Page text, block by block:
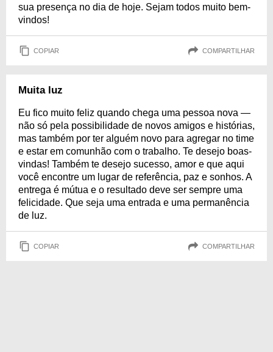
sua presença no dia de hoje. Sejam todos muito bem-
vindos!
COPIAR COMPARTILHAR
Muita luz
Eu fico muito feliz quando chega uma pessoa nova —
não só pela possibilidade de novos amigos e histórias,
mas também por ter alguém novo para agregar no time
e estar em comunhão com o trabalho. Te desejo boas-
vindas! Também te desejo sucesso, amor e que aqui
você encontre um lugar de referência, paz e sonhos. A
entrega é mútua e o resultado deve ser sempre uma
felicidade. Que seja uma entrada e uma permanência
de luz.
COPIAR COMPARTILHAR